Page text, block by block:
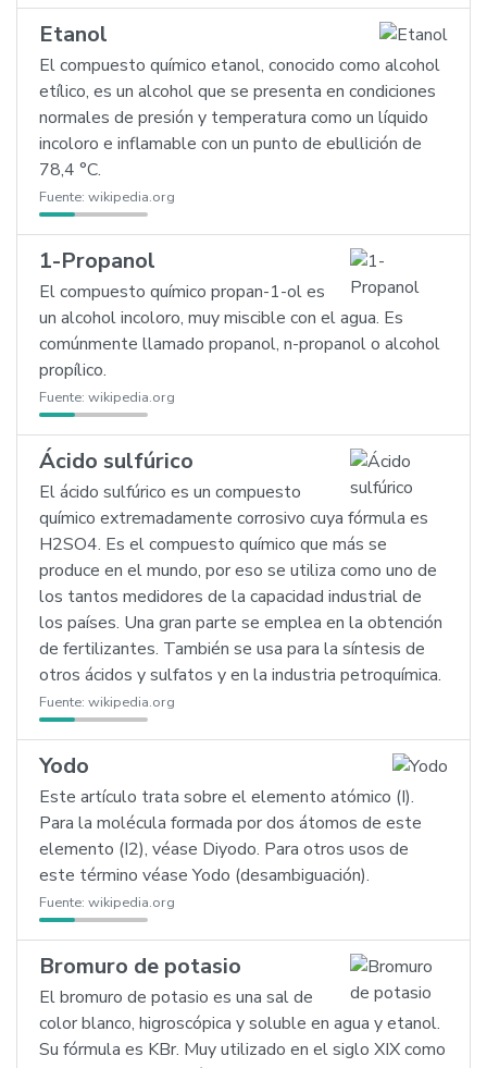
Etanol
El compuesto químico etanol, conocido como alcohol
etílico, es un alcohol que se presenta en condiciones
normales de presión y temperatura como un líquido
incoloro e inflamable con un punto de ebullición de
78,4 °C.
Fuente: wikipedia.org
1-Propanol
El compuesto químico propan-1-ol es
un alcohol incoloro, muy miscible con el agua. Es
comúnmente llamado propanol, n-propanol o alcohol
propílico.
Fuente: wikipedia.org
Ácido sulfúrico
El ácido sulfúrico es un compuesto
químico extremadamente corrosivo cuya fórmula es
H2SO4. Es el compuesto químico que más se
produce en el mundo, por eso se utiliza como uno de
los tantos medidores de la capacidad industrial de
los países. Una gran parte se emplea en la obtención
de fertilizantes. También se usa para la síntesis de
otros ácidos y sulfatos y en la industria petroquímica.
Fuente: wikipedia.org
Yodo
Este artículo trata sobre el elemento atómico (I).
Para la molécula formada por dos átomos de este
elemento (I2), véase Diyodo. Para otros usos de
este término véase Yodo (desambiguación).
Fuente: wikipedia.org
Bromuro de potasio
El bromuro de potasio es una sal de
color blanco, higroscópica y soluble en agua y etanol.
Su fórmula es KBr. Muy utilizado en el siglo XIX como